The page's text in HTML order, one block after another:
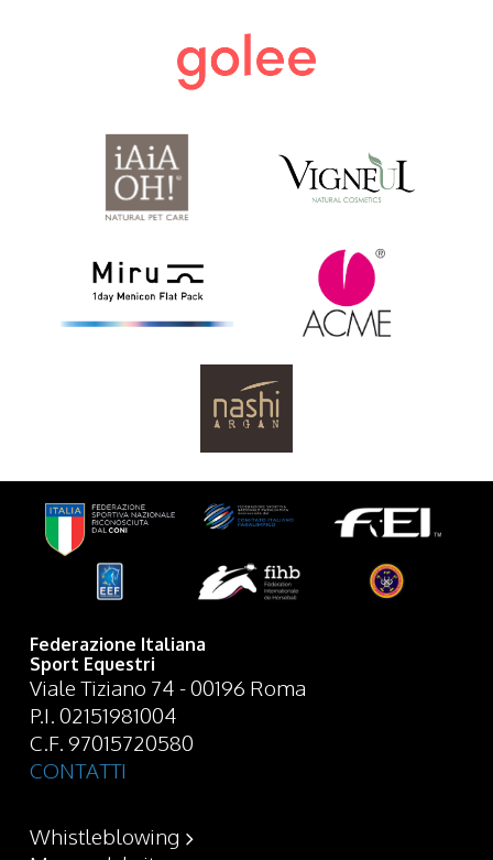
Federazione Italiana
Sport Equestri
Viale Tiziano 74 - 00196 Roma
P.I. 02151981004
C.F. 97015720580
CONTATTI
Whistleblowing